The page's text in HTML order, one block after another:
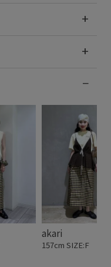
akari
157cm SIZE:F